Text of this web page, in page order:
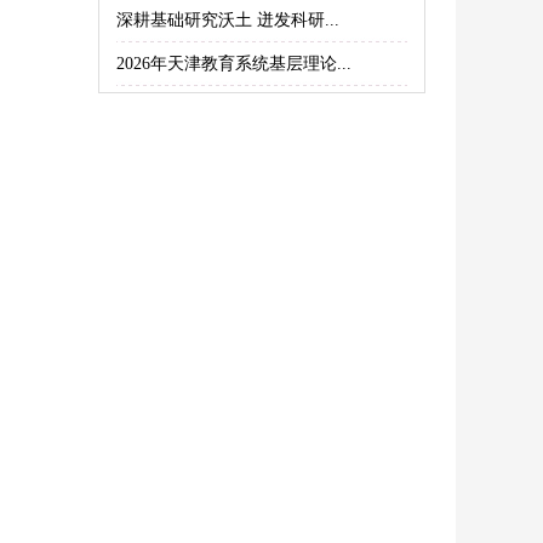
深耕基础研究沃土 迸发科研...
2026年天津教育系统基层理论...